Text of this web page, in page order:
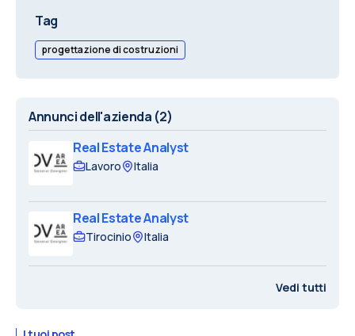
Tag
progettazione di costruzioni
Annunci dell'azienda (2)
Real Estate Analyst
Lavoro Italia
Real Estate Analyst
Tirocinio Italia
Vedi tutti